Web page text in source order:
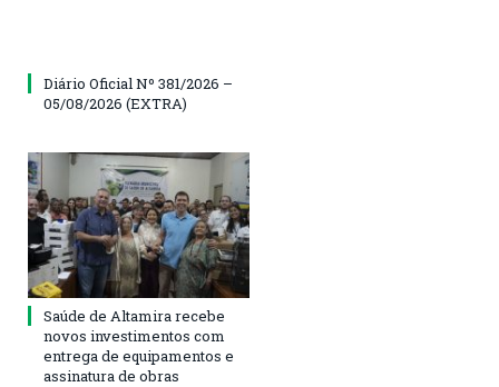
Diário Oficial Nº 381/2026 –
05/08/2026 (EXTRA)
Saúde de Altamira recebe
novos investimentos com
entrega de equipamentos e
assinatura de obras